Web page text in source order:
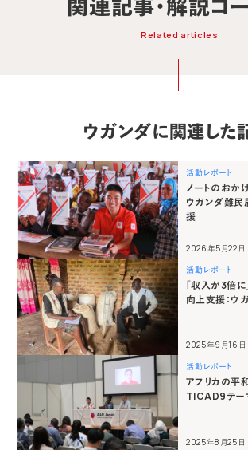
Related articles
ウガンダに関連した
活動レポート
ノートのおか
ウガンダ難
援
2026年5月22日
活動レポート
「収入が3倍
向上支援：ウ
2025年9月16日
活動レポート
アフリカの平
TICAD9テー
2025年8月25日